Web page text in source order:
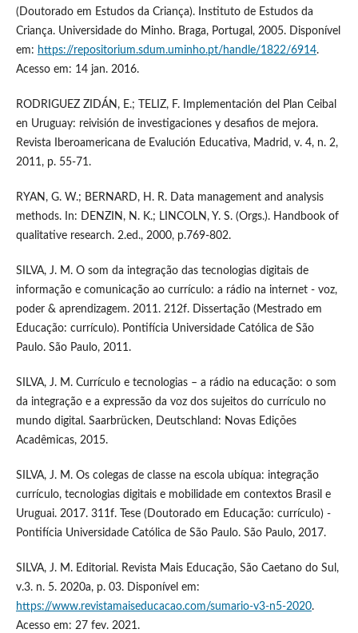
(Doutorado em Estudos da Criança). Instituto de Estudos da
Criança. Universidade do Minho. Braga, Portugal, 2005. Disponível
em: https://repositorium.sdum.uminho.pt/handle/1822/6914.
Acesso em: 14 jan. 2016.
RODRIGUEZ ZIDÁN, E.; TELIZ, F. Implementación del Plan Ceibal
en Uruguay: reivisión de investigaciones y desafios de mejora.
Revista Iberoamericana de Evalución Educativa, Madrid, v. 4, n. 2,
2011, p. 55-71.
RYAN, G. W.; BERNARD, H. R. Data management and analysis
methods. In: DENZIN, N. K.; LINCOLN, Y. S. (Orgs.). Handbook of
qualitative research. 2.ed., 2000, p.769-802.
SILVA, J. M. O som da integração das tecnologias digitais de
informação e comunicação ao currículo: a rádio na internet - voz,
poder & aprendizagem. 2011. 212f. Dissertação (Mestrado em
Educação: currículo). Pontifícia Universidade Católica de São
Paulo. São Paulo, 2011.
SILVA, J. M. Currículo e tecnologias – a rádio na educação: o som
da integração e a expressão da voz dos sujeitos do currículo no
mundo digital. Saarbrücken, Deutschland: Novas Edições
Acadêmicas, 2015.
SILVA, J. M. Os colegas de classe na escola ubíqua: integração
currículo, tecnologias digitais e mobilidade em contextos Brasil e
Uruguai. 2017. 311f. Tese (Doutorado em Educação: currículo) -
Pontifícia Universidade Católica de São Paulo. São Paulo, 2017.
SILVA, J. M. Editorial. Revista Mais Educação, São Caetano do Sul,
v.3. n. 5. 2020a, p. 03. Disponível em:
https://www.revistamaiseducacao.com/sumario-v3-n5-2020.
Acesso em: 27 fev. 2021.